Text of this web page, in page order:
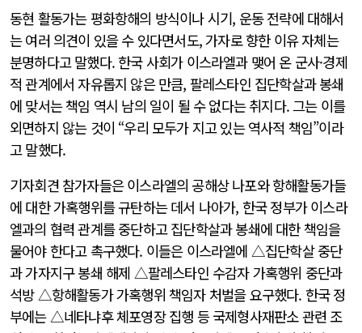
동현 활동가는 평화항해의 방식이나 시기, 운동 전략에 대해서
는 여러 의견이 있을 수 있다면서도, 가자로 향한 이유 자체는
분명하다고 말했다. 한국 사회가 이스라엘과 맺어 온 군사·경제
적 관계에서 자유롭지 않은 만큼, 팔레스타인 집단학살과 봉쇄
에 맞서는 책임 역시 남의 일이 될 수 없다는 취지다. 그는 이를
외면하지 않는 것이 “우리 모두가 지고 있는 역사적 책임”이라
고 말했다.
기자회견 참가자들은 이스라엘의 공해상 나포와 항해활동가들
에 대한 가혹행위를 규탄하는 데서 나아가, 한국 정부가 이스라
엘과의 협력 관계를 중단하고 집단학살과 봉쇄에 대한 책임을
물어야 한다고 촉구했다. 이들은 이스라엘에 △집단학살 중단
과 가자지구 봉쇄 해제 △팔레스타인 수감자 가혹행위 중단과
석방 △항해활동가 가혹행위 책임자 처벌을 요구했다. 한국 정
부에는 △네타냐후 체포영장 집행 등 국제형사재판소 관련 조